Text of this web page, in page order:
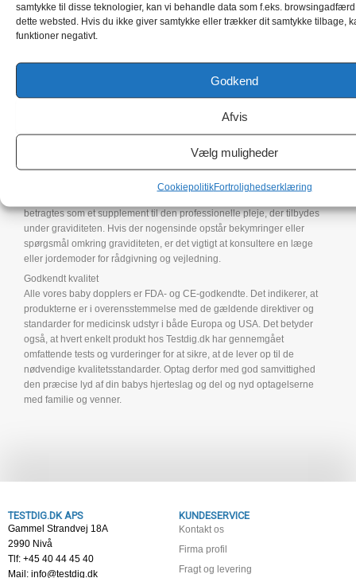
samtykke til disse teknologier, kan vi behandle data som f.eks.
dette websted. Hvis du ikke giver samtykke eller trækker dit samtykke tilbage,
funktioner negativt.
Godkend
Afvis
Vælg muligheder
CookiepolitikFortrolighedserklæring
ikke er i den optimale position.
Når graviditeten skrider frem, bliver babyen større og mere bevægelig,
hvilket gør det lettere at finde hjertelyden med en baby doppler. I de
vigtigt at vælge en sikker enhed fra en pålidelig kilde. Dette er
Testdig.dk fuldt ud garant for. Vi anbefaler dog stadig at læse
brugsanvisningen grundigt for at sikre korrekt brug og undgå eventuelle
Det er dog vigtigt at bemærke, at baby dopplers ikke bør erstatte
betragtes som et supplement til den professionelle pleje, der tilbydes
under graviditeten. Hvis der nogensinde opstår bekymringer eller
spørgsmål omkring graviditeten, er det vigtigt at konsultere en læge
eller jordemoder for rådgivning og vejledning.
Godkendt kvalitet
Alle vores baby dopplers er FDA- og CE-godkendte. Det indikerer, at
produkterne er i overensstemmelse med de gældende direktiver og
standarder for medicinsk udstyr i både Europa og USA. Det betyder
også, at hvert enkelt produkt hos Testdig.dk har gennemgået
omfattende tests og vurderinger for at sikre, at de lever op til de
nødvendige kvalitetsstandarder. Optag derfor med god samvittighed
den præcise lyd af din babys hjerteslag og del og nyd optagelserne
med familie og venner.
TESTDIG.DK APS
Gammel Strandvej 18A
2990 Nivå
Tlf: +45 40 44 45 40
Mail: info@testdig.dk
KUNDESERVICE
Kontakt os
Firma profil
Fragt og levering